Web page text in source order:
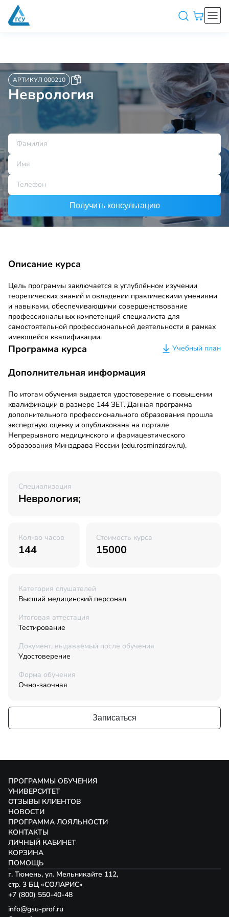
АРТИКУЛ 000210
Неврология
Получить консультацию
Описание курса
Цель программы заключается в углублённом изучении
теоретических знаний и овладении практическими умениями
и навыками, обеспечивающими совершенствование
профессиональных компетенций специалиста для
самостоятельной профессиональной деятельности в рамках
имеющейся квалификации.
Программа курса Учебный план
Дополнительная информация
По итогам обучения выдается удостоверение о повышении
квалификации в размере 144 ЗЕТ. Данная программа
дополнительного профессионального образования прошла
экспертную оценку и опубликована на портале
Непрерывного медицинского и фармацевтического
образования Минздрава России (edu.rosminzdrav.ru).
Специализация
Неврология;
Кол-во часов
144
Стоимость курса
15000
Категория слушателей
Высший медицинский персонал
Итоговая аттестация
Тестирование
Документ, выдаваемый после обучения
Удостоверение
Форма обучения
Очно-заочная
Записаться
ПРОГРАММЫ ОБУЧЕНИЯ
УНИВЕРСИТЕТ
ОТЗЫВЫ КЛИЕНТОВ
НОВОСТИ
ПРОГРАММА ЛОЯЛЬНОСТИ
КОНТАКТЫ
ЛИЧНЫЙ КАБИНЕТ
КОРЗИНА
ПОМОЩЬ
г. Тюмень, ул. Мельникайте 112,
стр. 3 БЦ «СОЛАРИС»
+7 (800) 550-40-48
info@gsu-prof.ru